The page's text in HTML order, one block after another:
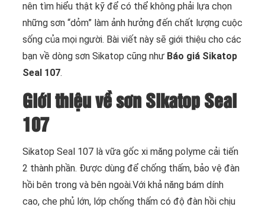
nên tìm hiểu thật kỹ để có thể không phải lựa chọn
những sơn “dỏm” làm ảnh hưởng đến chất lượng cuộc
sống của mọi người. Bài viết này sẽ giới thiệu cho các
bạn về dòng sơn Sikatop cũng như Báo giá Sikatop
Seal 107.
Giới thiệu về sơn Sikatop Seal
107
Sikatop Seal 107 là vữa gốc xi măng polyme cải tiến
2 thành phần. Được dùng để chống thấm, bảo vệ đàn
hồi bên trong và bên ngoài.Với khả năng bám dính
cao, che phủ lớn, lớp chống thấm có độ đàn hồi chịu